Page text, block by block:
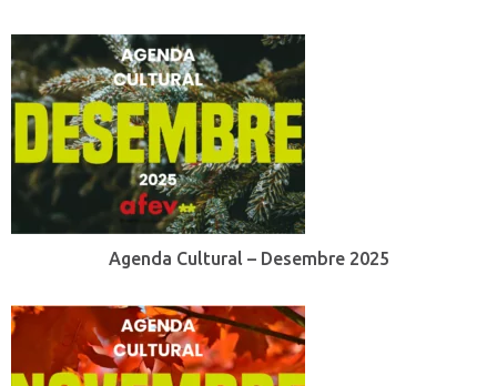
Agenda Cultural – Desembre 2025